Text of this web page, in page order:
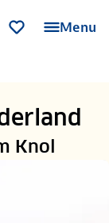
Menu
Knol